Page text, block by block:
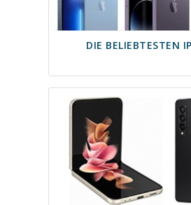
DIE BELIEBTESTEN